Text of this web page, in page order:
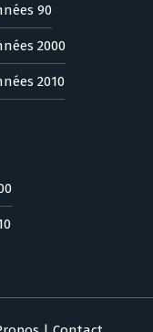
90
2000
2010